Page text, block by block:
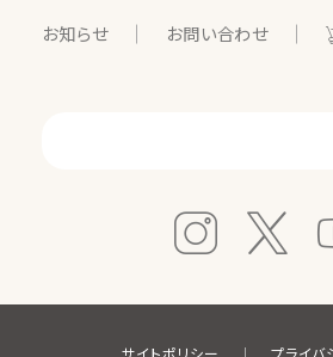
お知らせ お問い合わせ
サイトポリシー プライバ